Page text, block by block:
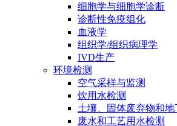
细胞学与细胞学诊断
诊断性免疫组化
血液学
组织学/组织病理学
IVD生产
环境检测
空气采样与监测
饮用水检测
土壤、固体废弃物和地
废水和工艺用水检测